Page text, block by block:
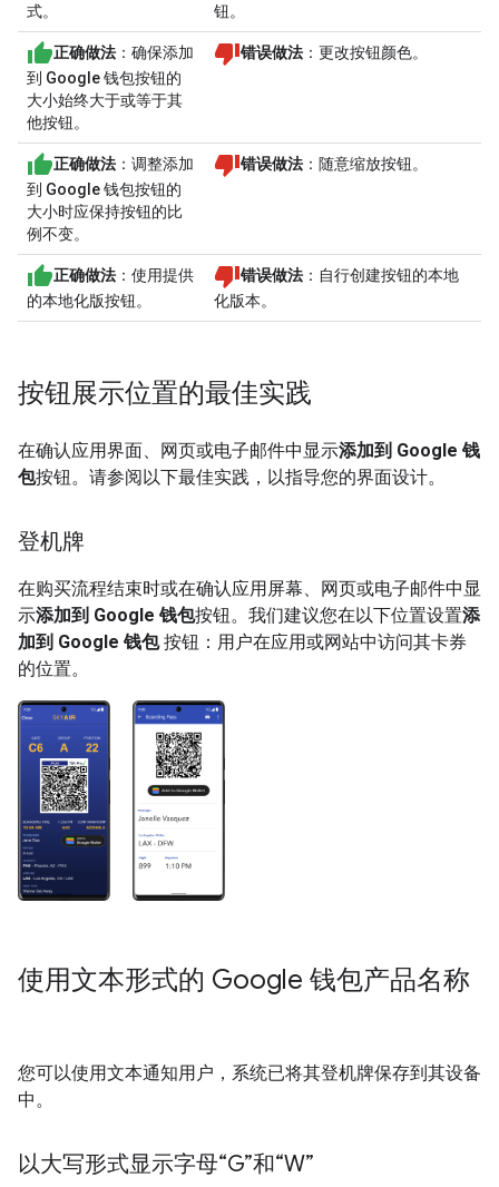
式。
钮。
正确做法 ：确保添加
到 Google 钱包按钮的
大小始终大于或等于其
他按钮。
错误做法 ：更改按钮颜色。
正确做法 ：调整添加
到 Google 钱包按钮的
大小时应保持按钮的比
例不变。
错误做法 ：随意缩放按钮。
正确做法 ：使用提供
的本地化版按钮。
错误做法 ：自行创建按钮的本地
化版本。
按钮展示位置的最佳实践
在确认应用界面、网页或电子邮件中显示添加到 Google 钱
包按钮。请参阅以下最佳实践，以指导您的界面设计。
登机牌
在购买流程结束时或在确认应用屏幕、网页或电子邮件中显
示添加到 Google 钱包按钮。我们建议您在以下位置设置添
加到 Google 钱包按钮：用户在应用或网站中访问其卡券
的位置。
使用文本形式的 Google 钱包产品名称
您可以使用文本通知用户，系统已将其登机牌保存到其设备
中。
以大写形式显示字母“G”和“W”